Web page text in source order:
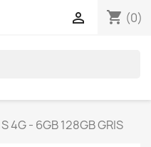
shopping_cart (0)

4G - 6GB 128GB GRIS